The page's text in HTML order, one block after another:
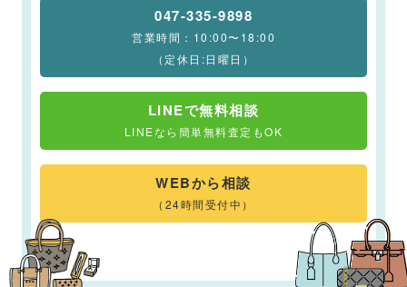
047-335-9898
営業時間：10:00〜18:00
（定休日:日曜日）
LINEで無料相談
LINEなら簡単無料査定もOK
WEBから相談
（24時間受付中）